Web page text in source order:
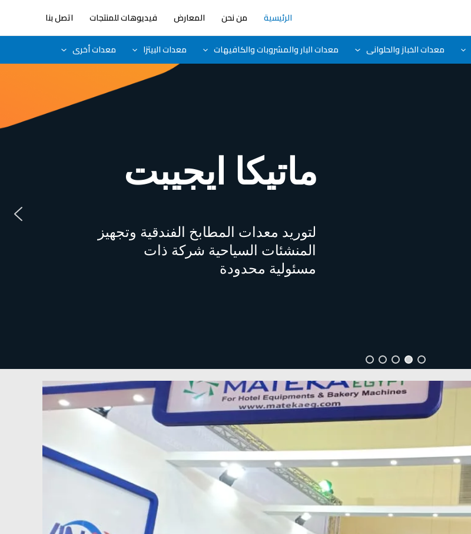
الرئيسية من نحن المعارض فيديوهات للمنتجات اتصل بنا
معدات الخباز والحلوانى معدات البار والمشروبات والكافيهات معدات البيتزا معدات أخرى
ماتيكا ايجيبت
لتوريد معدات المطابخ الفندقية وتجهيز
المنشئات السياحية شركة ذات
مسئولية محدودة